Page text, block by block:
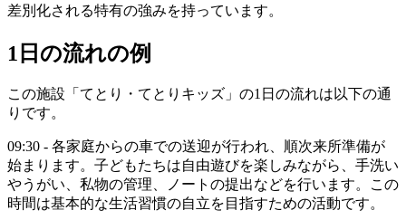
差別化される特有の強みを持っています。
1日の流れの例
この施設「てとり・てとりキッズ」の1日の流れは以下の通
りです。
09:30 - 各家庭からの車での送迎が行われ、順次来所準備が
始まります。子どもたちは自由遊びを楽しみながら、手洗い
やうがい、私物の管理、ノートの提出などを行います。この
時間は基本的な生活習慣の自立を目指すための活動です。